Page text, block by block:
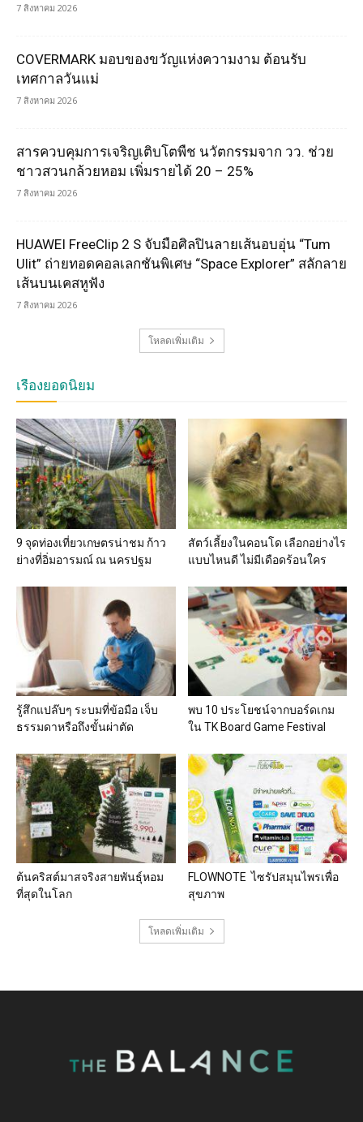
7 สิงหาคม 2026
COVERMARK มอบของขวัญแห่งความงาม ต้อนรับ
เทศกาลวันแม่
7 สิงหาคม 2026
สารควบคุมการเจริญเติบโตพืช นวัตกรรมจาก วว. ช่วย
ชาวสวนกล้วยหอม เพิ่มรายได้ 20 – 25%
7 สิงหาคม 2026
HUAWEI FreeClip 2 S จับมือศิลปินลายเส้นอบอุ่น “Tum
Ulit” ถ่ายทอดคอลเลกชันพิเศษ “Space Explorer” สลักลาย
เส้นบนเคสหูฟัง
7 สิงหาคม 2026
โหลดเพิ่มเติม
เรื่องยอดนิยม
9 จุดท่องเที่ยวเกษตรน่าชม ก้าว
ย่างที่อิ่มอารมณ์ ณ นครปฐม
สัตว์เลี้ยงในคอนโด เลือกอย่างไร
แบบไหนดี ไม่มีเดือดร้อนใคร
รู้สึกแปล๊บๆ ระบมที่ข้อมือ เจ็บ
ธรรมดาหรือถึงขั้นผ่าตัด
พบ 10 ประโยชน์จากบอร์ดเกม
ใน TK Board Game Festival
ต้นคริสต์มาสจริงสายพันธุ์หอม
ที่สุดในโลก
FLOWNOTE ไซรัปสมุนไพรเพื่อ
สุขภาพ
โหลดเพิ่มเติม